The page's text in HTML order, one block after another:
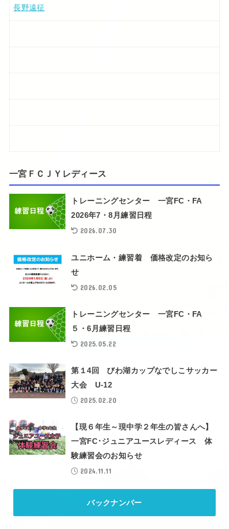
長野遠征
一宮ＦＣＪＹレディース
トレーニングセンター 一宮FC・FA
2026年7・8月練習日程
2026.07.30
ユニホーム・練習着 価格改定のお知ら
せ
2026.02.05
トレーニングセンター 一宮FC・FA
５・6月練習日程
2025.05.22
第１4回 びわ湖カップなでしこサッカー
大会 U-12
2025.02.20
【現６年生～現中学２年生の皆さんへ】
一宮FC･ジュニアユースレディース 体
験練習会のお知らせ
2024.11.11
バックナンバー